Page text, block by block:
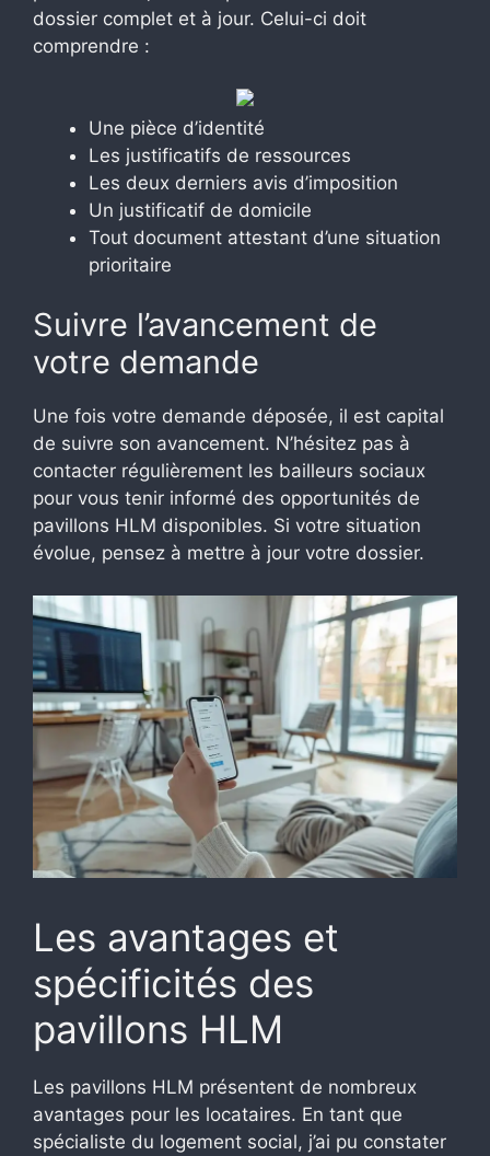
dossier complet et à jour. Celui-ci doit
comprendre :
Une pièce d’identité
Les justificatifs de ressources
Les deux derniers avis d’imposition
Un justificatif de domicile
Tout document attestant d’une situation
prioritaire
Suivre l’avancement de
votre demande
Une fois votre demande déposée, il est capital
de suivre son avancement. N’hésitez pas à
contacter régulièrement les bailleurs sociaux
pour vous tenir informé des opportunités de
pavillons HLM disponibles. Si votre situation
évolue, pensez à mettre à jour votre dossier.
Les avantages et
spécificités des
pavillons HLM
Les pavillons HLM présentent de nombreux
avantages pour les locataires. En tant que
spécialiste du logement social, j’ai pu constater